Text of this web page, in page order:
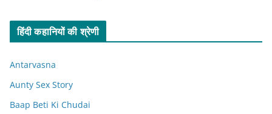
हिंदी कहानियों की श्रेणी
Antarvasna
Aunty Sex Story
Baap Beti Ki Chudai